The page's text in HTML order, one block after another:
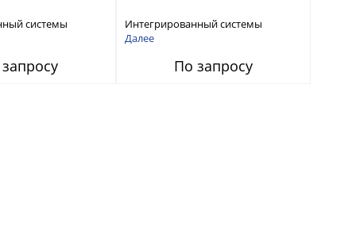
системы
помех RFТех
Интегрированный системы
защиты от ГНСС-помех RFТех
Далее
По запросу